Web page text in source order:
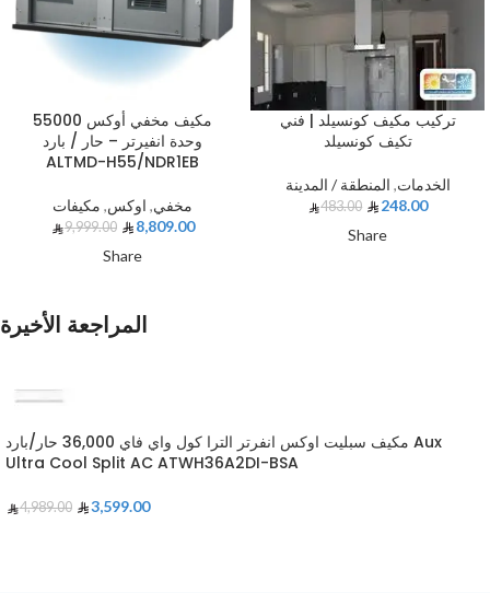
مكيف مخفي أوكس 55000
وحدة انفيرتر – حار / بارد
ALTMD-H55/NDR1EB
مخفي, اوكس, مكيفات
9,999.00
8,809.00
Share
تركيب مكيف كونسيلد | فني
تكيف كونسيلد
الخدمات, المنطقة / المدينة
483.00
248.00
Share
المراجعة الأخيرة
مكيف سبليت اوكس انفرتر الترا كول واي فاي 36,000 حار/بارد Aux
Ultra Cool Split AC ATWH36A2DI-BSA
4,989.00 3,599.00